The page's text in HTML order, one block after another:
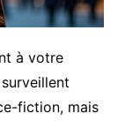
à votre
fiction, mais